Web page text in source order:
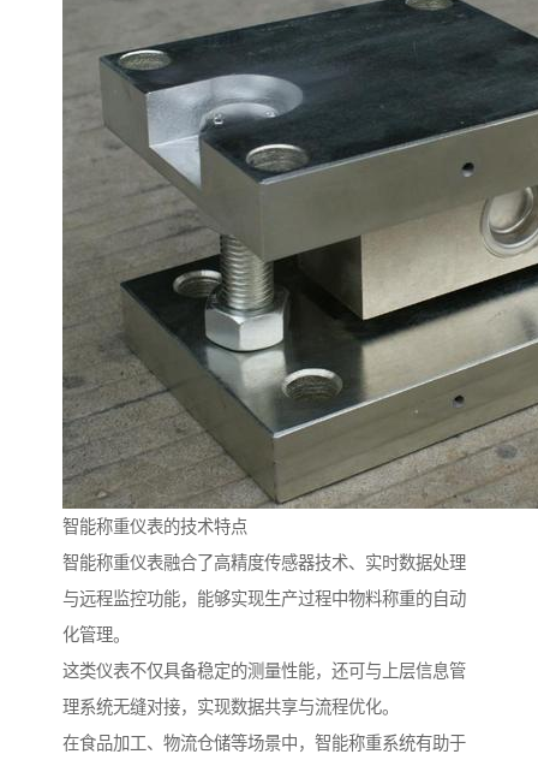
智能称重仪表的技术特点
智能称重仪表融合了高精度传感器技术、实时数据处理
与远程监控功能，能够实现生产过程中物料称重的自动
化管理。
这类仪表不仅具备稳定的测量性能，还可与上层信息管
理系统无缝对接，实现数据共享与流程优化。
在食品加工、物流仓储等场景中，智能称重系统有助于